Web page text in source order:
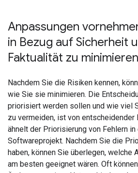
Anpassungen
in Bezug auf Sicherheit
Faktualität zu minimieren
Nachdem Sie die Risiken kennen,
wie Sie sie minimieren. Die
priorisiert werden sollen und wie viel
zu vermeiden, ist von entscheidender
ähnelt der Priorisierung von Fehlern in
Softwareprojekt. Nachdem Sie die
haben, können Sie überlegen, welche
am besten geeignet wären. Oft